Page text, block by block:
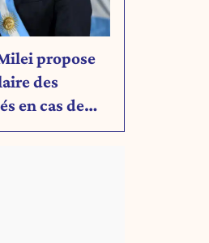
propose
des
en cas de